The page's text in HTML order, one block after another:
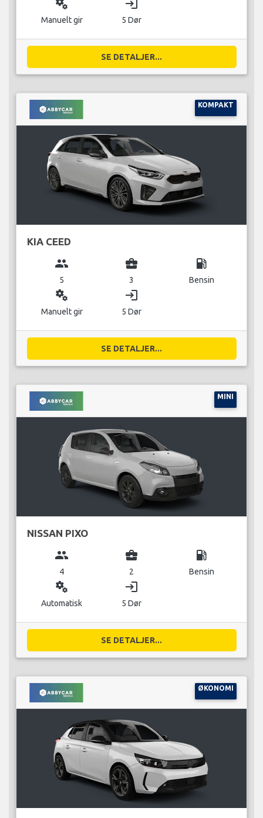
miscellaneous_services
Manuelt gir
login
5 Dør
SE DETALJER...
KOMPAKT
KIA CEED
group
5
business_center
3
local_gas_station
Bensin
miscellaneous_services
Manuelt gir
login
5 Dør
SE DETALJER...
MINI
NISSAN PIXO
group
4
business_center
2
local_gas_station
Bensin
miscellaneous_services
Automatisk
login
5 Dør
SE DETALJER...
ØKONOMI